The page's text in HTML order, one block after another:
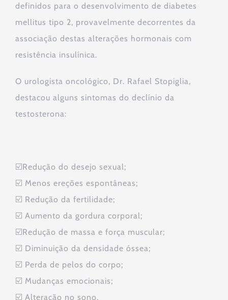
definidos para o desenvolvimento de diabetes
mellitus tipo 2, provavelmente decorrentes da
associação destas alterações hormonais com
resistência insulínica.
O urologista oncológico, Dr. Rafael Stopiglia,
destacou alguns sintomas do declínio da
testosterona:
☑️Redução do desejo sexual;
☑️ Menos ereções espontâneas;
☑️ Redução da fertilidade;
☑️ Aumento da gordura corporal;
☑️Redução de massa e força muscular;
☑️ Diminuição da densidade óssea;
☑️ Perda de pelos do corpo;
☑️ Mudanças emocionais;
☑️ Alteração no sono.